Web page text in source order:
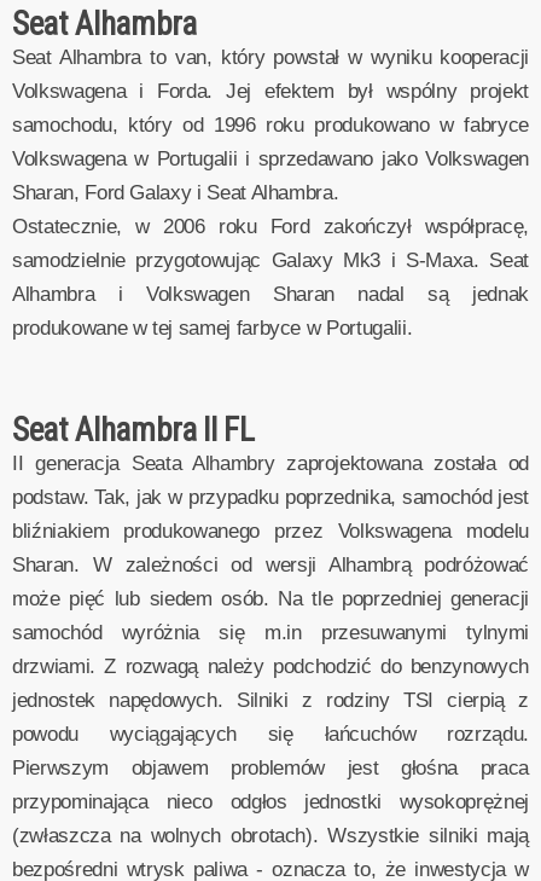
Seat Alhambra
Seat Alhambra to van, który powstał w wyniku kooperacji
Volkswagena i Forda. Jej efektem był wspólny projekt
samochodu, który od 1996 roku produkowano w fabryce
Volkswagena w Portugalii i sprzedawano jako Volkswagen
Sharan, Ford Galaxy i Seat Alhambra.
Ostatecznie, w 2006 roku Ford zakończył współpracę,
samodzielnie przygotowując Galaxy Mk3 i S-Maxa. Seat
Alhambra i Volkswagen Sharan nadal są jednak
produkowane w tej samej farbyce w Portugalii.
Seat Alhambra II FL
II generacja Seata Alhambry zaprojektowana została od
podstaw. Tak, jak w przypadku poprzednika, samochód jest
bliźniakiem produkowanego przez Volkswagena modelu
Sharan. W zależności od wersji Alhambrą podróżować
może pięć lub siedem osób. Na tle poprzedniej generacji
samochód wyróżnia się m.in przesuwanymi tylnymi
drzwiami. Z rozwagą należy podchodzić do benzynowych
jednostek napędowych. Silniki z rodziny TSI cierpią z
powodu wyciągających się łańcuchów rozrządu.
Pierwszym objawem problemów jest głośna praca
przypominająca nieco odgłos jednostki wysokoprężnej
(zwłaszcza na wolnych obrotach). Wszystkie silniki mają
bezpośredni wtrysk paliwa - oznacza to, że inwestycja w